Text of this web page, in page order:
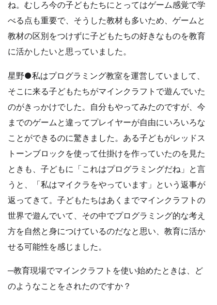
ね。むしろ今の子どもたちにとってはゲーム感覚で学
べる点も重要で、そうした教材も多いため、ゲームと
教材の区別をつけずに子どもたちの好きなものを教育
に活かしたいと思っていました。
星野●私はプログラミング教室を運営していまして、
そこに来る子どもたちがマインクラフトで遊んでいた
のがきっかけでした。自分もやってみたのですが、今
までのゲームと違ってプレイヤーが自由にいろいろな
ことができるのに驚きました。ある子どもがレッドス
トーンブロックを使って仕掛けを作っていたのを見た
ときも、子どもに「これはプログラミングだね」と言
うと、「私はマイクラをやっています」という返事が
返ってきて。子どもたちはあくまでマインクラフトの
世界で遊んでいて、その中でプログラミング的な考え
方を自然と身につけているのだなと思い、教育に活か
せる可能性を感じました。
─教育現場でマインクラフトを使い始めたときは、ど
のようなことをされたのですか？